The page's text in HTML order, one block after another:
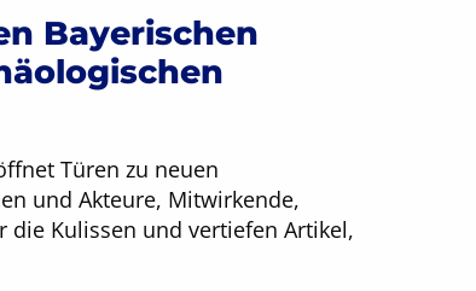
Bayerischen
Türen zu neuen
und Akteure, Mitwirkende,
Kulissen und vertiefen Artikel,